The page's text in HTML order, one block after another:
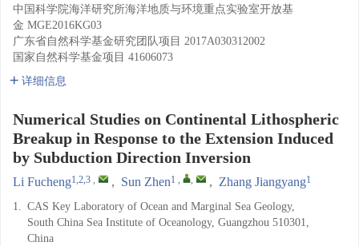
中国科学院海洋研究所海洋地质与环境重点实验室开放基
金 MGE2016KG03
广东省自然科学基金研究团队项目 2017A030312002
国家自然科学基金项目 41606073
详细信息
Numerical Studies on Continental Lithospheric
Breakup in Response to the Extension Induced
by Subduction Direction Inversion
Li Fucheng1,2,3 , , Sun Zhen1 , , , Zhang Jiangyang1
1. CAS Key Laboratory of Ocean and Marginal Sea Geology,
South China Sea Institute of Oceanology, Guangzhou 510301,
China